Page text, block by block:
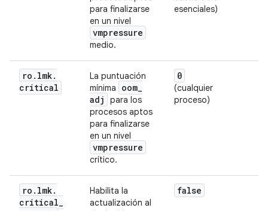
para finalizarse
en un nivel
vmpressure
medio.
esenciales)
ro . lmk.
critical
La puntuación
mínima
oom_
adj
para los
procesos aptos
para finalizarse
en un nivel
vmpressure
crítico.
0
(cualquier
proceso)
ro . lmk.
critical_
Habilita la
actualización al
false